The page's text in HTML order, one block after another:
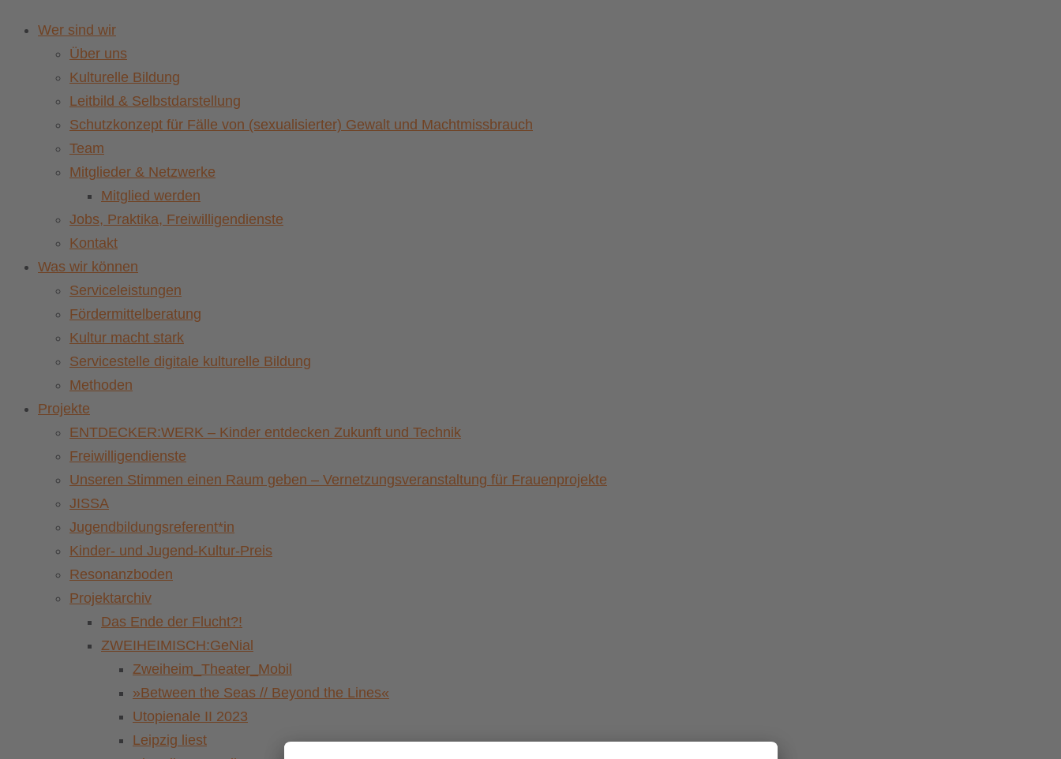
Wer sind wir
Über uns
Kulturelle Bildung
Leitbild & Selbstdarstellung
Schutzkonzept für Fälle von (sexualisierter) Gewalt und Machtmissbrauch
Team
Mitglieder & Netzwerke
Mitglied werden
Jobs, Praktika, Freiwilligendienste
Kontakt
Was wir können
Serviceleistungen
Fördermittelberatung
Kultur macht stark
Servicestelle digitale kulturelle Bildung
Methoden
Projekte
ENTDECKER:WERK – Kinder entdecken Zukunft und Technik
Freiwilligendienste
Unseren Stimmen einen Raum geben – Vernetzungsveranstaltung für Frauenprojekte
JISSA
Jugendbildungsreferent*in
Kinder- und Jugend-Kultur-Preis
Resonanzboden
Projektarchiv
Das Ende der Flucht?!
ZWEIHEIMISCH:GeNial
Zweiheim_Theater_Mobil
»Between the Seas // Beyond the Lines«
Utopienale II 2023
Leipzig liest